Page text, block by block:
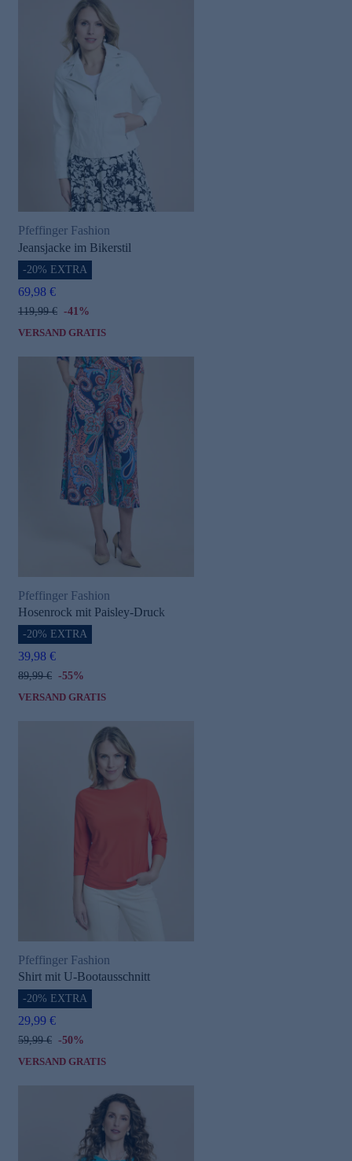
Pfeffinger Fashion
Jeansjacke im Bikerstil
-20% EXTRA
69,98 €
119,99 € -41%
VERSAND GRATIS
Pfeffinger Fashion
Hosenrock mit Paisley-Druck
-20% EXTRA
39,98 €
89,99 € -55%
VERSAND GRATIS
Pfeffinger Fashion
Shirt mit U-Bootausschnitt
-20% EXTRA
29,99 €
59,99 € -50%
VERSAND GRATIS